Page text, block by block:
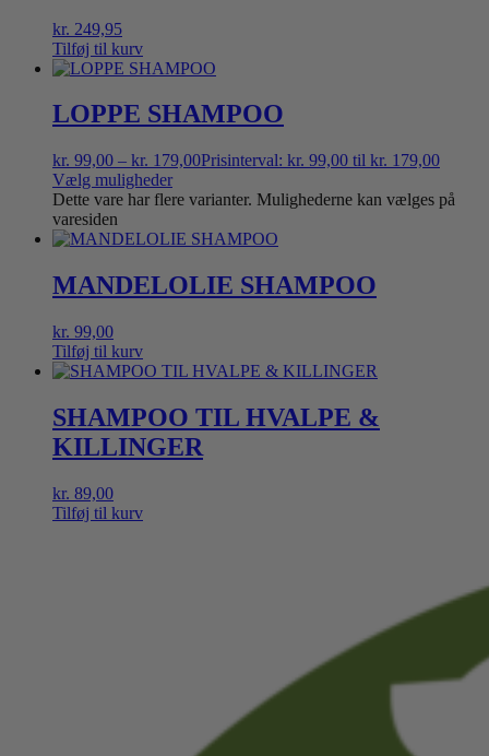
kr. 249,95
Tilføj til kurv
LOPPE SHAMPOO
kr. 99,00 – kr. 179,00Prisinterval: kr. 99,00 til kr. 179,00
Vælg muligheder
Dette vare har flere varianter. Mulighederne kan vælges på
varesiden
MANDELOLIE SHAMPOO
kr. 99,00
Tilføj til kurv
SHAMPOO TIL HVALPE &
KILLINGER
kr. 89,00
Tilføj til kurv